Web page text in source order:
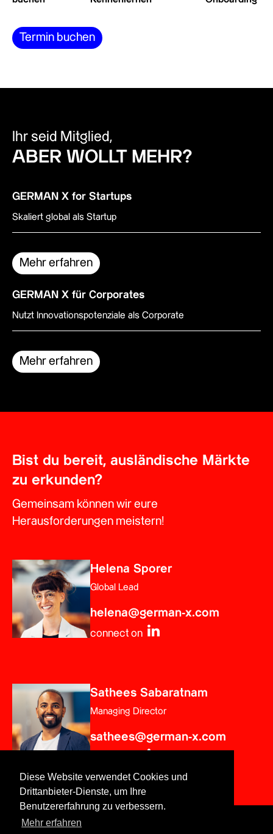
Diese Website verwendet Cookies und
Drittanbieter-Dienste, um Ihre
Benutzererfahrung zu verbessern.
Mehr erfahren
Termin buchen
Ihr seid Mitglied,
ABER WOLLT MEHR?
GERMAN X for Startups
Skaliert global als Startup
Mehr erfahren
GERMAN X für Corporates
Nutzt Innovationspotenziale als Corporate
Mehr erfahren
Bist du bereit, ausländische Märkte
zu erkunden?
Gemeinsam können wir eure
Herausforderungen meistern!
Helena Sporer
Global Lead
helena@german-x.com
connect on
Sathees Sabaratnam
Managing Director
sathees@german-x.com